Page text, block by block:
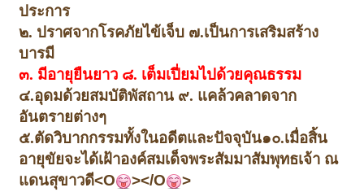
ประการ
๒. ปราศจากโรคภัยไข้เจ็บ ๗.เป็นการเสริมสร้าง
บารมี
๓. มีอายุยืนยาว ๘. เต็มเปี่ยมไปด้วยคุณธรรม
๔.อุดมด้วยสมบัติพัสถาน ๙. แคล้วคลาดจาก
อันตรายต่างๆ
๕.ตัดวิบากกรรมทั้งในอดีตและปัจจุบัน๑๐.เมื่อสิ้น
อายุขัยจะได้เฝ้าองค์สมเด็จพระสัมมาสัมพุทธเจ้า ณ
แดนสุขาวดี<O ></O >